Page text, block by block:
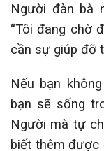
Người đàn bà
“Tôi đang chờ
cần sự giúp đỡ
Nếu bạn
bạn sẽ sống
Người mà tự
biết thêm được